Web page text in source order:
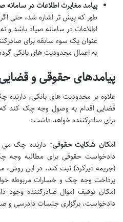
پیامد مغایرت اطلاعات در سامانه
طور که پیش تر اشاره شد، حتی
اطلاعات در سامانه صیاد باشد و
عنوان یک سوء سابقه برای
به اعمال محدودیت های بانکی
پیامدهای حقوقی و
علاوه بر محدودیت های بانکی،
قضایی اقدام به وصول وجه چک کند که
برای صادرکننده خواهد داشت:
امکان شکایت حقوقی: دارنده چک می
دادخواست حقوقی برای مطالبه وجه
(جریمه دیرکرد) ثبت کند. در این
پرداخت وجه چک و خسارات مربوطه
امکان توقیف اموال صادرکننده وجود
دادخواست، برگزاری جلسات دادرسی